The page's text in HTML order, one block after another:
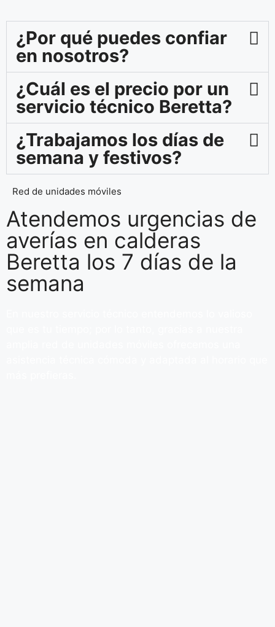
¿Por qué puedes confiar
en nosotros?
¿Cuál es el precio por un
servicio técnico Beretta?
¿Trabajamos los días de
semana y festivos?
Red de unidades móviles
Atendemos urgencias de
averías en calderas
Beretta los 7 días de la
semana